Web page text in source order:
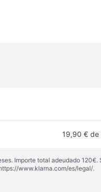
19,90 € de
Importe total adeudado
www.klarna.com/es/legal/.